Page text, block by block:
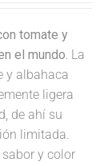
tomate y
el mundo. La
y albahaca
ligera
de ahí su
limitada.
y color